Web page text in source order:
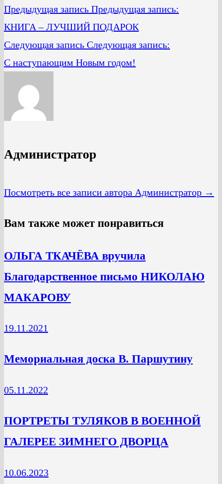
Предыдущая запись Предыдущая запись:
КНИГА – ЛУЧШИЙ ПОДАРОК
Следующая запись Следующая запись:
С наступающим Новым годом!
Администратор
Посмотреть все записи автора Администратор →
Вам также может понравиться
ОЛЬГА ТКАЧЁВА вручила
Благодарственное письмо НИКОЛАЮ
МАКАРОВУ
19.11.2021
Мемориальная доска В. Паршутину
05.11.2022
ПОРТРЕТЫ ТУЛЯКОВ В ВОЕННОЙ
ГАЛЕРЕЕ ЗИМНЕГО ДВОРЦА
10.06.2023